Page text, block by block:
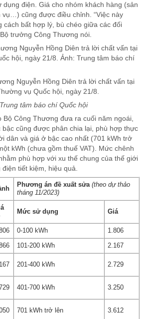
điện. Giá cho nhóm khách hàng (sản
vụ…) cũng được điều chỉnh. “Việc này
cách bất hợp lý, bù chéo giữa các đối
trưởng Công Thương nói.
Nguyễn Hồng Diên trả lời chất vấn tại
vụ Quốc hội, ngày 21/8.
Trung tâm báo chí Quốc hội
Bộ Công Thương đưa ra cuối năm ngoái,
bậc cũng được phân chia lại, phù hợp thực
dân và giá ở bậc cao nhất (701 kWh trở
kWh (chưa gồm thuế VAT). Mức chênh
phù hợp với xu thế chung của thế giới
tiết kiệm, hiệu quả.
Phương án đề xuất sửa(theo dự thảo
tháng 11/2023)
Mức sử dụng Giá
0-100 kWh 1.806
101-200 kWh 2.167
201-400 kWh 2.729
401-700 kWh 3.250
701 kWh trở lên 3.612